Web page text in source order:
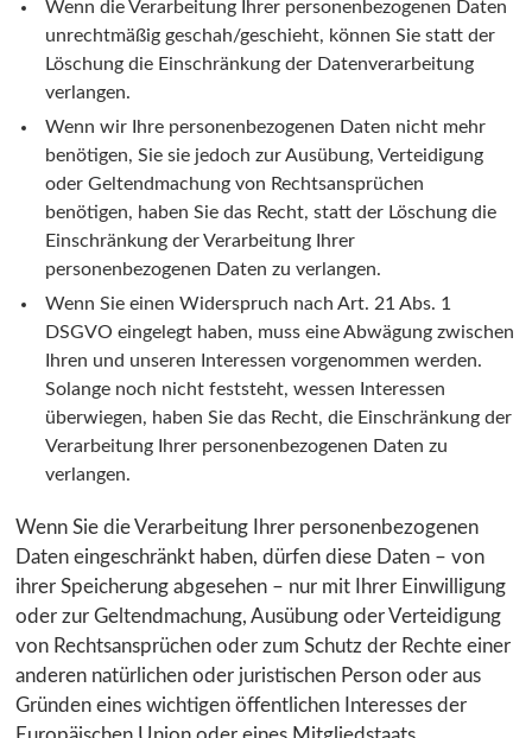
Wenn die Verarbeitung Ihrer personenbezogenen Daten
unrechtmäßig geschah/geschieht, können Sie statt der
Löschung die Einschränkung der Datenverarbeitung
verlangen.
Wenn wir Ihre personenbezogenen Daten nicht mehr
benötigen, Sie sie jedoch zur Ausübung, Verteidigung
oder Geltendmachung von Rechtsansprüchen
benötigen, haben Sie das Recht, statt der Löschung die
Einschränkung der Verarbeitung Ihrer
personenbezogenen Daten zu verlangen.
Wenn Sie einen Widerspruch nach Art. 21 Abs. 1
DSGVO eingelegt haben, muss eine Abwägung zwischen
Ihren und unseren Interessen vorgenommen werden.
Solange noch nicht feststeht, wessen Interessen
überwiegen, haben Sie das Recht, die Einschränkung der
Verarbeitung Ihrer personenbezogenen Daten zu
verlangen.
Wenn Sie die Verarbeitung Ihrer personenbezogenen
Daten eingeschränkt haben, dürfen diese Daten – von
ihrer Speicherung abgesehen – nur mit Ihrer Einwilligung
oder zur Geltendmachung, Ausübung oder Verteidigung
von Rechtsansprüchen oder zum Schutz der Rechte einer
anderen natürlichen oder juristischen Person oder aus
Gründen eines wichtigen öffentlichen Interesses der